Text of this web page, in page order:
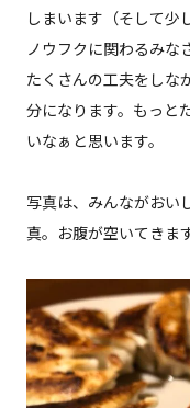
しまいます（そして少
ノウフクに関わるみな
たくさんの工夫をしな
分になります。もっと
いなぁと思います。
写真は、みんながおい
真。お腹が空いてきま